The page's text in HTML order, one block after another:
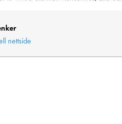
nettside